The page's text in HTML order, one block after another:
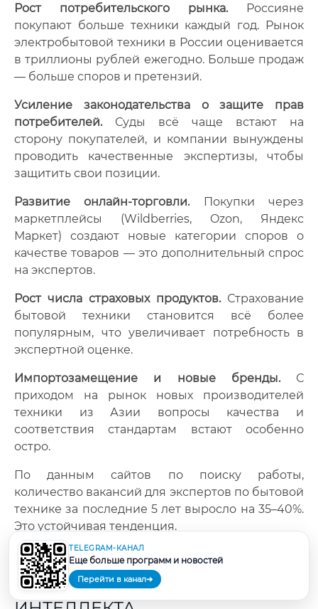
Рост потребительского рынка.Россияне
покупают больше техники каждый год. Рынок
электробытовой техники в России оценивается
в триллионы рублей ежегодно. Больше продаж
— больше споров и претензий.
Усиление законодательства о защите прав
потребителей.Суды всё чаще встают на
сторону покупателей, и компании вынуждены
проводить качественные экспертизы, чтобы
защитить свои позиции.
Развитие онлайн-торговли.Покупки через
маркетплейсы (Wildberries, Ozon, Яндекс
Маркет) создают новые категории споров о
качестве товаров — это дополнительный спрос
на экспертов.
Рост числа страховых продуктов.Страхование
бытовой техники становится всё более
популярным, что увеличивает потребность в
экспертной оценке.
Импортозамещение и новые бренды.С
приходом на рынок новых производителей
техники из Азии вопросы качества и
соответствия стандартам встают особенно
остро.
По данным сайтов по поиску работы,
количество вакансий для экспертов по бытовой
технике за последние 5 лет выросло на 35–40%.
Это устойчивая тенденция.
НЕ ИСЧЕЗНЕТ ЛИ ПРОФЕССИЯ
ИЗ-ЗА ИСКУССТВЕННОГО
TELEGRAM-КАНАЛ
Еще больше программ и новостей
Перейти в канал➔